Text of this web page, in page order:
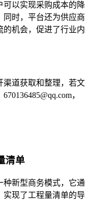
可以实现采购成本的降
时，平台还为供应商
机会，促进了行业内
渠道获取和整理，若文
，
清单
种新型商务模式，它通
实现了工程量清单的导